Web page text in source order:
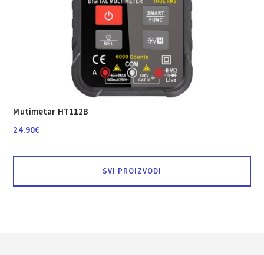
Mutimetar HT112B
24.90€
SVI PROIZVODI